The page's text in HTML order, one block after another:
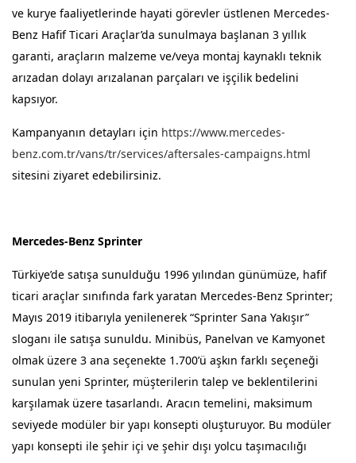
ve kurye faaliyetlerinde hayati görevler üstlenen Mercedes-
Benz Hafif Ticari Araçlar’da sunulmaya başlanan 3 yıllık
garanti, araçların malzeme ve/veya montaj kaynaklı teknik
arızadan dolayı arızalanan parçaları ve işçilik bedelini
kapsıyor.
Kampanyanın detayları için https://www.mercedes-
benz.com.tr/vans/tr/services/aftersales-campaigns.html
sitesini ziyaret edebilirsiniz.
Mercedes-Benz Sprinter
Türkiye’de satışa sunulduğu 1996 yılından günümüze, hafif
ticari araçlar sınıfında fark yaratan Mercedes-Benz Sprinter;
Mayıs 2019 itibarıyla yenilenerek “Sprinter Sana Yakışır”
sloganı ile satışa sunuldu. Minibüs, Panelvan ve Kamyonet
olmak üzere 3 ana seçenekte 1.700’ü aşkın farklı seçeneği
sunulan yeni Sprinter, müşterilerin talep ve beklentilerini
karşılamak üzere tasarlandı. Aracın temelini, maksimum
seviyede modüler bir yapı konsepti oluşturuyor. Bu modüler
yapı konsepti ile şehir içi ve şehir dışı yolcu taşımacılığı